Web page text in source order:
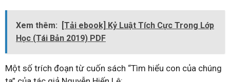
Xem thêm:
[Tải ebook] Kỷ Luật Tích Cực Trong Lớp
Học (Tái Bản 2019) PDF
Một số trích đoạn từ cuốn sách “Tìm hiểu con của chúng